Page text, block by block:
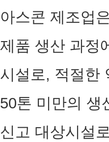
아스콘 제조업
제품 생산 과정
시설로, 적절한
50톤 미만의 생
신고 대상시설